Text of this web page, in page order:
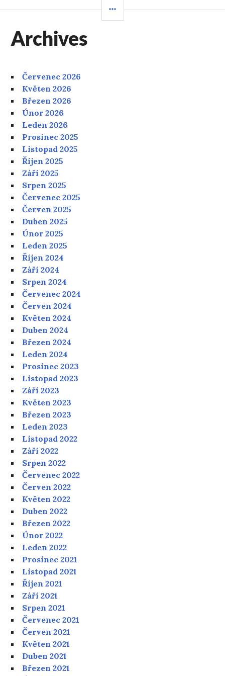
PANEL
Archives
Červenec 2026
Květen 2026
Březen 2026
Únor 2026
Leden 2026
Prosinec 2025
Listopad 2025
Říjen 2025
Září 2025
Srpen 2025
Červenec 2025
Červen 2025
Duben 2025
Únor 2025
Leden 2025
Říjen 2024
Září 2024
Srpen 2024
Červenec 2024
Červen 2024
Květen 2024
Duben 2024
Březen 2024
Leden 2024
Prosinec 2023
Listopad 2023
Září 2023
Květen 2023
Březen 2023
Leden 2023
Listopad 2022
Září 2022
Srpen 2022
Červenec 2022
Červen 2022
Květen 2022
Duben 2022
Březen 2022
Únor 2022
Leden 2022
Prosinec 2021
Listopad 2021
Říjen 2021
Září 2021
Srpen 2021
Červenec 2021
Červen 2021
Květen 2021
Duben 2021
Březen 2021